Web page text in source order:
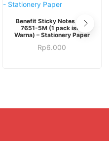
Benefit Sticky Notes SN-
7651-5M (1 pack isi 5
Warna) – Stationery Paper
Rp6.000